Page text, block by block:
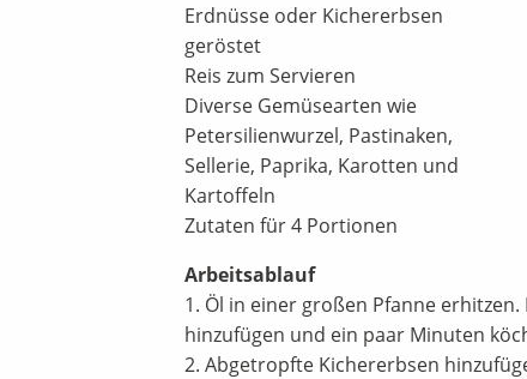
Erdnüsse oder Kichererbsen
geröstet
Reis zum Servieren
Diverse Gemüsearten wie
Petersilienwurzel, Pastinaken,
Sellerie, Paprika, Karotten und
Kartoffeln
Zutaten für 4 Portionen
Arbeitsablauf
1. Öl in einer großen Pfanne
hinzufügen und ein paar Minuten
2. Abgetropfte Kichererbsen